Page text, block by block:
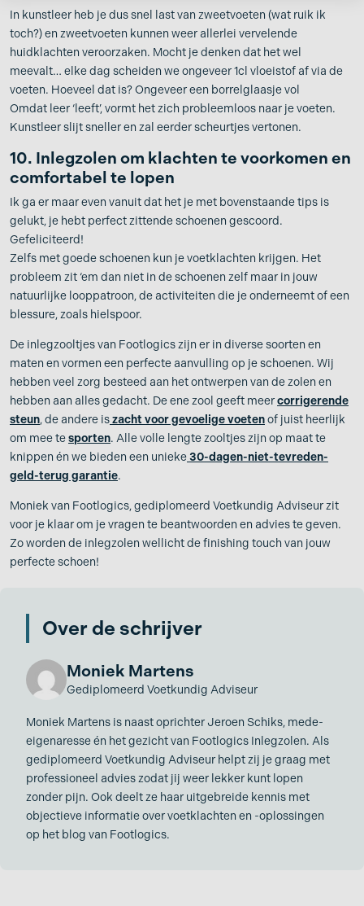
In kunstleer heb je dus snel last van zweetvoeten (wat ruik ik
toch?) en zweetvoeten kunnen weer allerlei vervelende
huidklachten veroorzaken. Mocht je denken dat het wel
meevalt… elke dag scheiden we ongeveer 1cl vloeistof af via de
voeten. Hoeveel dat is? Ongeveer een borrelglaasje vol
Omdat leer ‘leeft’, vormt het zich probleemloos naar je voeten.
Kunstleer slijt sneller en zal eerder scheurtjes vertonen.
10. Inlegzolen om klachten te voorkomen en
comfortabel te lopen
Ik ga er maar even vanuit dat het je met bovenstaande tips is
gelukt, je hebt perfect zittende schoenen gescoord.
Gefeliciteerd!
Zelfs met goede schoenen kun je voetklachten krijgen. Het
probleem zit ‘em dan niet in de schoenen zelf maar in jouw
natuurlijke looppatroon, de activiteiten die je onderneemt of een
blessure, zoals hielspoor.
De inlegzooltjes van Footlogics zijn er in diverse soorten en
maten en vormen een perfecte aanvulling op je schoenen. Wij
hebben veel zorg besteed aan het ontwerpen van de zolen en
hebben aan alles gedacht. De ene zool geeft meercorrigerende
steun, de andere iszacht voor gevoelige voetenof juist heerlijk
om mee tesporten. Alle volle lengte zooltjes zijn op maat te
knippen én we bieden een unieke30-dagen-niet-tevreden-
geld-terug garantie.
Moniek van Footlogics, gediplomeerd Voetkundig Adviseur zit
voor je klaar om je vragen te beantwoorden en advies te geven.
Zo worden de inlegzolen wellicht de finishing touch van jouw
perfecte schoen!
Over de schrijver
Moniek Martens
Gediplomeerd Voetkundig Adviseur
Moniek Martens is naast oprichter Jeroen Schiks, mede-
eigenaresse én het gezicht van Footlogics Inlegzolen. Als
gediplomeerd Voetkundig Adviseur helpt zij je graag met
professioneel advies zodat jij weer lekker kunt lopen
zonder pijn. Ook deelt ze haar uitgebreide kennis met
objectieve informatie over voetklachten en -oplossingen
op het blog van Footlogics.